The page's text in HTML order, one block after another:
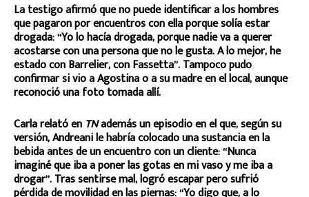
La testigo afirmó que no puede identificar a los hombres
que pagaron por encuentros con ella porque solía estar
drogada: “Yo lo hacía drogada, porque nadie va a querer
acostarse con una persona que no le gusta. A lo mejor, he
estado con Barrelier, con Fassetta”. Tampoco pudo
confirmar si vio a Agostina o a su madre en el local, aunque
reconoció una foto tomada allí.
Carla relató en TNademás un episodio en el que, según su
versión, Andreani le habría colocado una sustancia en la
bebida antes de un encuentro con un cliente: “Nunca
imaginé que iba a poner las gotas en mi vaso y me iba a
drogar”. Tras sentirse mal, logró escapar pero sufrió
pérdida de movilidad en las piernas: “Yo digo que, a lo